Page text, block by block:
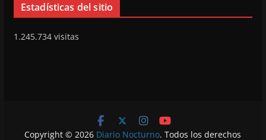
Estadísticas del sitio
1.245.734 visitas
Copyright © 2026 Diario Nocturno. Todos los derechos